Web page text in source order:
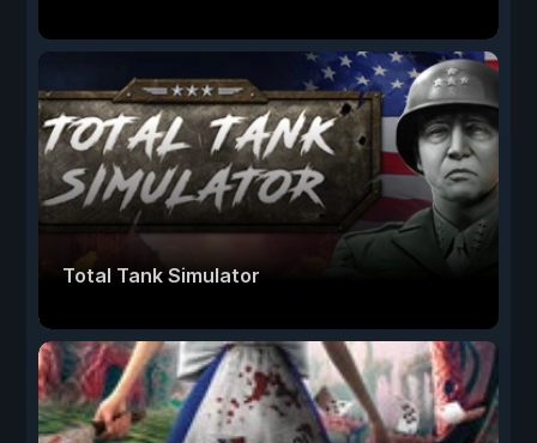
Total Tank Simulator